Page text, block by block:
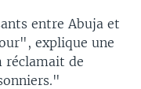
entre Abuja et
explique une
réclamait de